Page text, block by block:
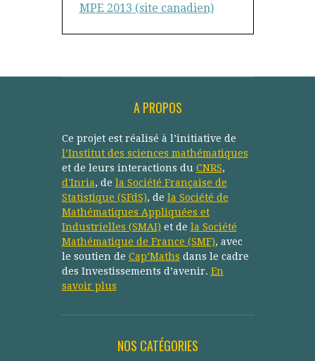
MPE 2013 (site canadien)
A PROPOS
Ce projet est réalisé à l’initiative de
l’Institut des sciences mathématiques
et de leurs interactions du CNRS,
d'Inria, de la Société Française de
Statistique (SFdS), de la Société de
Mathématiques Appliquées et
Industrielles (SMAI) et de la Société
Mathématique de France (SMF), avec
le soutien de Cap’Maths dans le cadre
des Investissements d’avenir. En
savoir plus
NOS CATÉGORIES